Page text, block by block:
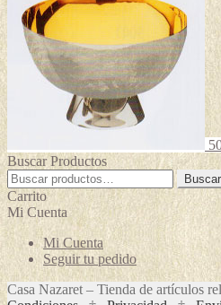
Buscar Productos
Buscar
por:
Buscar
Carrito
Mi Cuenta
Mi Cuenta
Seguir tu pedido
Casa Nazaret – Tienda de artículos